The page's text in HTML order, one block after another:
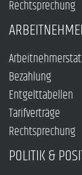
Rechtsprechung
Bezahlung
Entgelttabellen
Tarifverträge
Rechtsprechung
POLITIK &